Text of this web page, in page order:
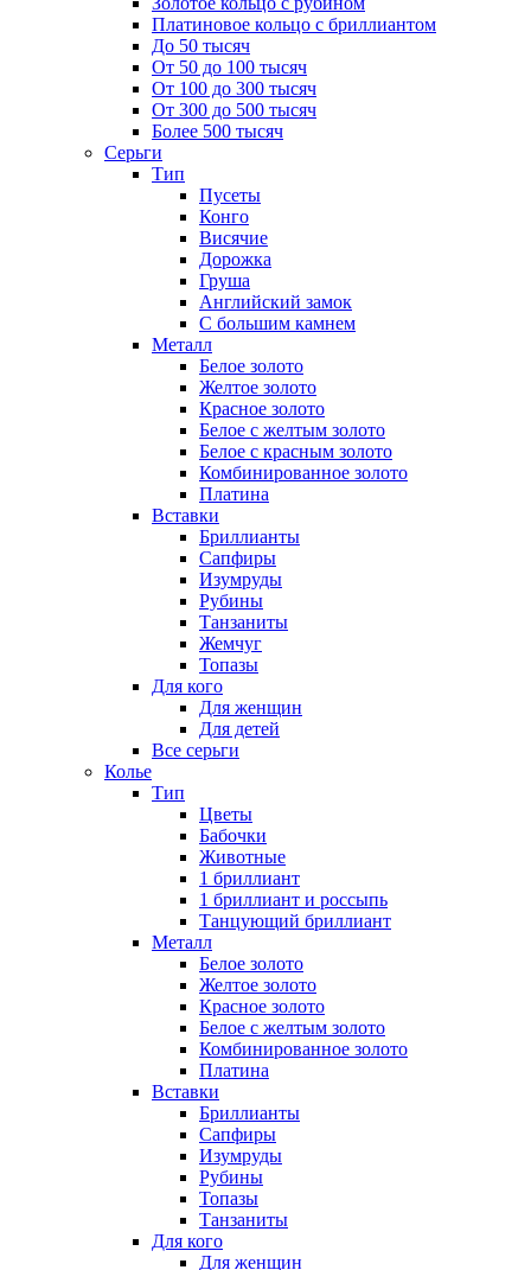
Платиновое кольцо с бриллиантом
До 50 тысяч
От 50 до 100 тысяч
От 100 до 300 тысяч
От 300 до 500 тысяч
Более 500 тысяч
Серьги
Тип
Пусеты
Конго
Висячие
Дорожка
Груша
Английский замок
С большим камнем
Металл
Белое золото
Желтое золото
Красное золото
Белое с желтым золото
Белое с красным золото
Комбинированное золото
Платина
Вставки
Бриллианты
Сапфиры
Изумруды
Рубины
Танзаниты
Жемчуг
Топазы
Для кого
Для женщин
Для детей
Все серьги
Колье
Тип
Цветы
Бабочки
Животные
1 бриллиант
1 бриллиант и россыпь
Танцующий бриллиант
Металл
Белое золото
Желтое золото
Красное золото
Белое с желтым золото
Комбинированное золото
Платина
Вставки
Бриллианты
Сапфиры
Изумруды
Рубины
Топазы
Танзаниты
Для кого
Для женщин